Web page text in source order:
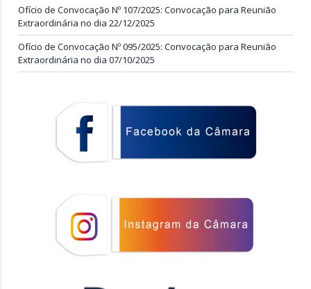
Ofício de Convocação Nº 107/2025: Convocação para Reunião
Extraordinária no dia 22/12/2025
Ofício de Convocação Nº 095/2025: Convocação para Reunião
Extraordinária no dia 07/10/2025